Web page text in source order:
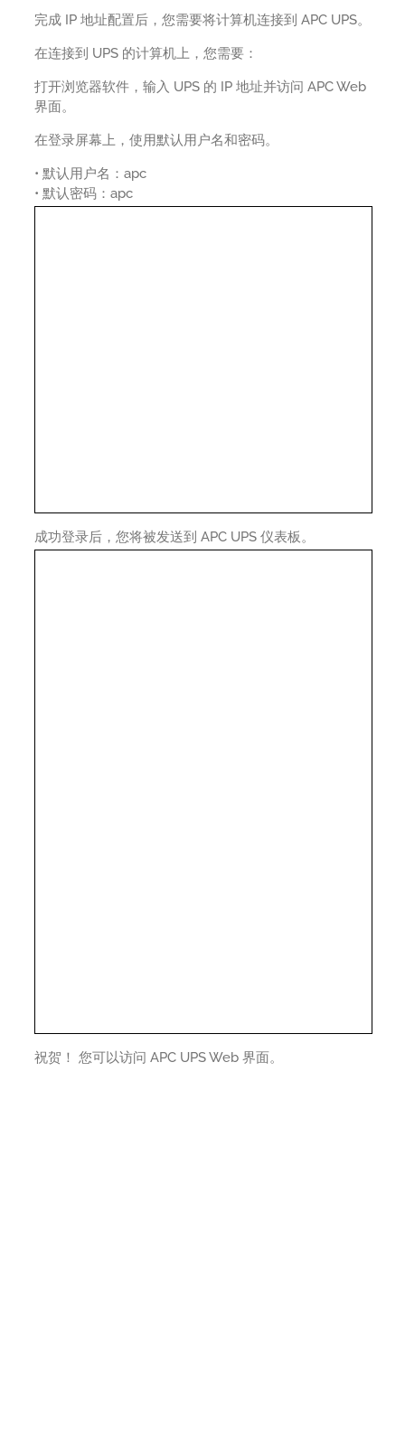
完成 IP 地址配置后，您需要将计算机连接到 APC UPS。
在连接到 UPS 的计算机上，您需要：
打开浏览器软件，输入 UPS 的 IP 地址并访问 APC Web
界面。
在登录屏幕上，使用默认用户名和密码。
• 默认用户名：apc
• 默认密码：apc
成功登录后，您将被发送到 APC UPS 仪表板。
祝贺！ 您可以访问 APC UPS Web 界面。